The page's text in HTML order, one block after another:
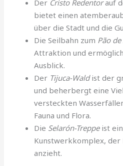
Der Cristo Redentorauf
bietet einen
über die Stadt und die
Die Seilbahn zum Pão
Attraktion und
Ausblick.
Der Tijuca-Waldist der
und beherbergt eine
versteckten
Fauna und Flora.
Die Selarón-Treppeist
Kunstwerkkomplex, der
anzieht.